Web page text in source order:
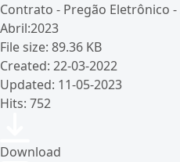
Contrato - Pregão Eletrônico
Abril:2023
File size: 89.36 KB
Created: 22-03-2022
Updated: 11-05-2023
Hits: 752
Download